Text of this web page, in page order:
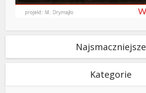
Najsmaczniejsze
Kategorie